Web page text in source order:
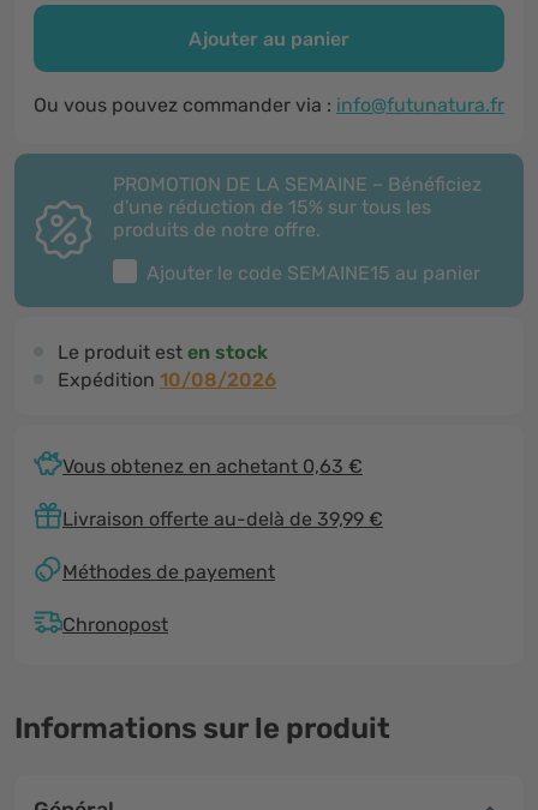
Ajouter au panier
Ou vous pouvez commander via : info@futunatura.fr
PROMOTION DE LA SEMAINE – Bénéficiez
d'une réduction de 15% sur tous les
produits de notre offre.
Ajouter le code SEMAINE15 au panier
Le produit est en stock
Expédition 10/08/2026
Vous obtenez en achetant 0,63 €
Livraison offerte au-delà de 39,99 €
Méthodes de payement
Chronopost
Informations sur le produit